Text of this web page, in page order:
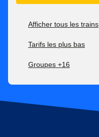
Afficher tous les trains
Tarifs les plus bas
Groupes +16